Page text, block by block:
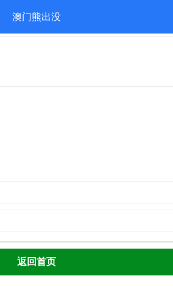
澳门熊出没
返回首页